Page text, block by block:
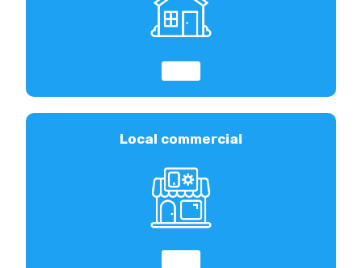
Local commercial